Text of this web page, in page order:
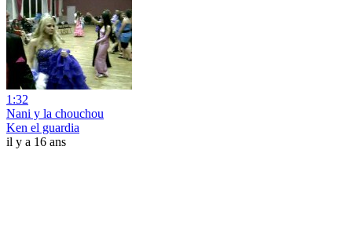
1:32
Nani y la chouchou
Ken el guardia
il y a 16 ans